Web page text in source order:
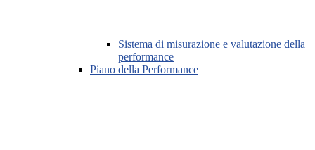
Sistema di misurazione e valutazione della
performance
Piano della Performance